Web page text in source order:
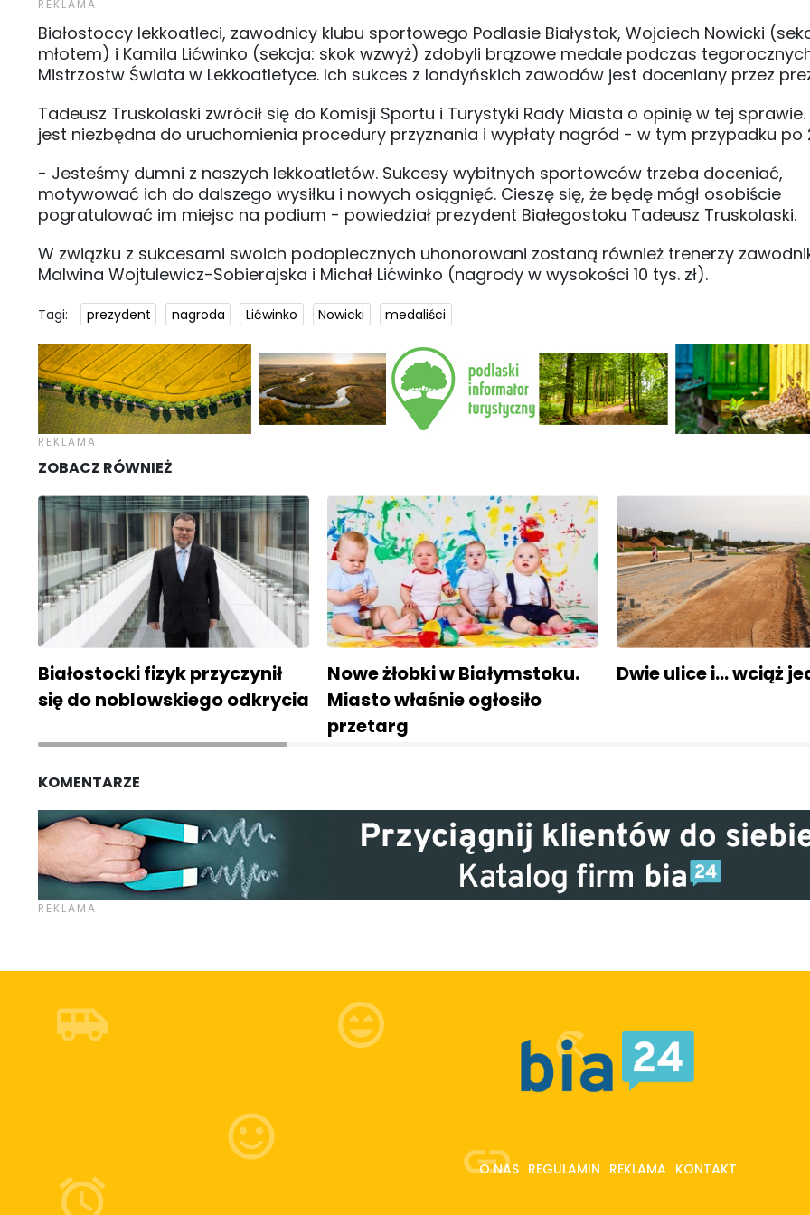
Białostoccy lekkoatleci, zawodnicy klubu sportowego Podlasie Białystok, Wojciech Nowicki
młotem) i Kamila Lićwinko (sekcja: skok wzwyż) zdobyli brązowe medale podczas
Mistrzostw Świata w Lekkoatletyce. Ich sukces z londyńskich zawodów jest doceniany przez
Tadeusz Truskolaski zwrócił się do Komisji Sportu i Turystyki Rady Miasta o opinię w tej sprawie.
jest niezbędna do uruchomienia procedury przyznania i wypłaty nagród - w tym przypadku po
- Jesteśmy dumni z naszych lekkoatletów. Sukcesy wybitnych sportowców trzeba doceniać,
motywować ich do dalszego wysiłku i nowych osiągnięć. Cieszę się, że będę mógł osobiście
pogratulować im miejsc na podium - powiedział prezydent Białegostoku Tadeusz Truskolaski.
W związku z sukcesami swoich podopiecznych uhonorowani zostaną również trenerzy
Malwina Wojtulewicz-Sobierajska i Michał Lićwinko (nagrody w wysokości 10 tys. zł).
Tagi: prezydent nagroda Lićwinko Nowicki medaliści
ZOBACZ RÓWNIEŻ
Białostocki fizyk przyczynił
się do noblowskiego odkrycia
Nowe żłobki w Białymstoku.
Miasto właśnie ogłosiło
przetarg
Dwie ulice i... wciąż
KOMENTARZE
O NAS REGULAMIN REKLAMA KONTAKT